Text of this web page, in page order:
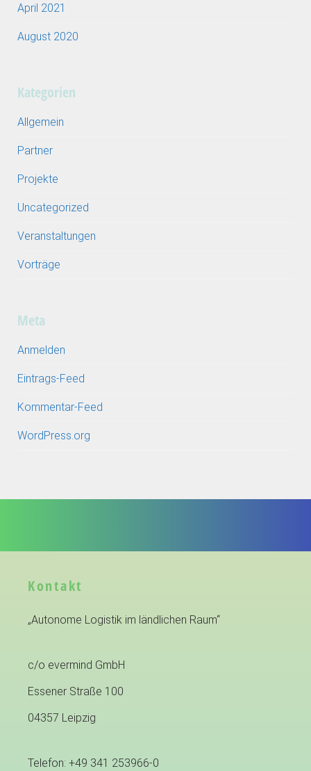
April 2021
August 2020
Kategorien
Allgemein
Partner
Projekte
Uncategorized
Veranstaltungen
Vorträge
Meta
Anmelden
Eintrags-Feed
Kommentar-Feed
WordPress.org
Kontakt
„Autonome Logistik im ländlichen Raum“
c/o evermind GmbH
Essener Straße 100
04357 Leipzig
Telefon: +49 341 253966-0